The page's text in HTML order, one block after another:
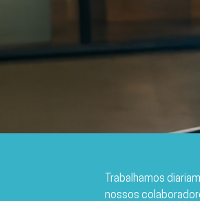
Trabalhamos
nossos